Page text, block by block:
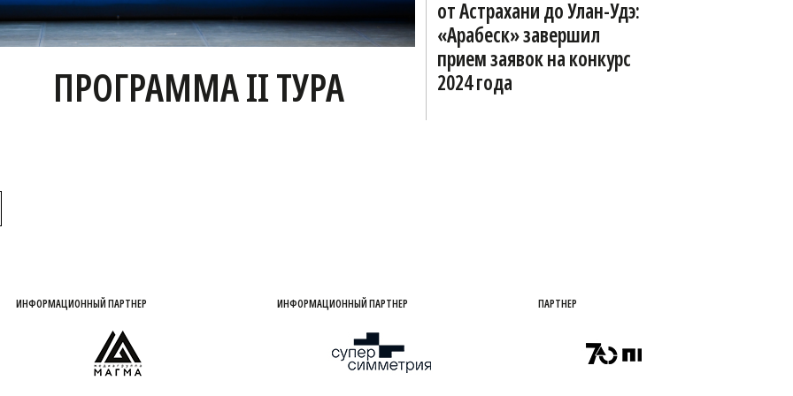
ПРОГРАММА II ТУРА
от Астрахани до Улан-Удэ:
«Арабеск» завершил
прием заявок на конкурс
2024 года
ИНФОРМАЦИОННЫЙ ПАРТНЕР ПАРТНЕР ПАРТНЕР